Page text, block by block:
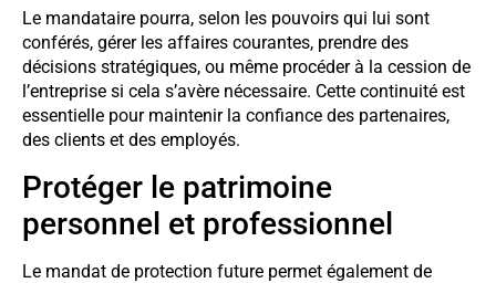
Le mandataire pourra, selon les pouvoirs qui lui sont
conférés, gérer les affaires courantes, prendre des
décisions stratégiques, ou même procéder à la cession de
l’entreprise si cela s’avère nécessaire. Cette continuité est
essentielle pour maintenir la confiance des partenaires,
des clients et des employés.
Protéger le patrimoine
personnel et professionnel
Le mandat de protection future permet également de